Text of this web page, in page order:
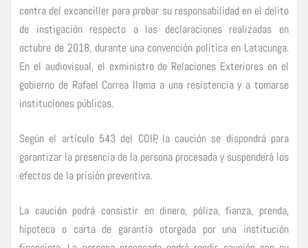
contra del excanciller para probar su responsabilidad en el delito
de instigación respecto a las declaraciones realizadas en
octubre de 2018, durante una convención política en Latacunga.
En el audiovisual, el exministro de Relaciones Exteriores en el
gobierno de Rafael Correa llama a una resistencia y a tomarse
instituciones públicas.
Según el artículo 543 del COIP, la caución se dispondrá para
garantizar la presencia de la persona procesada y suspenderá los
efectos de la prisión preventiva.
La caución podrá consistir en dinero, póliza, fianza, prenda,
hipoteca o carta de garantía otorgada por una institución